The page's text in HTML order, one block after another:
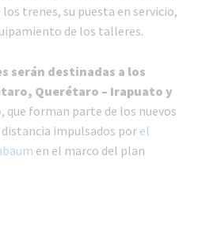
trenes, su puesta en servicio,
de los talleres.
serán destinadas a los
Querétaro – Irapuato y
, que forman parte de los nuevos
impulsados porel
en el marco del plan